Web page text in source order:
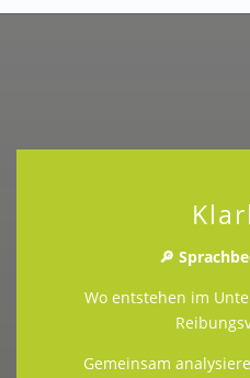
🔎
Wo entstehen im
Gemeinsam